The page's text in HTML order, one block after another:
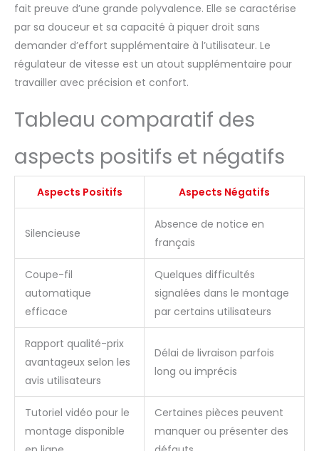
fait preuve d’une grande polyvalence. Elle se caractérise
par sa douceur et sa capacité à piquer droit sans
demander d’effort supplémentaire à l’utilisateur. Le
régulateur de vitesse est un atout supplémentaire pour
travailler avec précision et confort.
Tableau comparatif des
aspects positifs et négatifs
Aspects Positifs Aspects Négatifs
Silencieuse
Absence de notice en
français
Coupe-fil
automatique
efficace
Quelques difficultés
signalées dans le montage
par certains utilisateurs
Rapport qualité-prix
avantageux selon les
avis utilisateurs
Délai de livraison parfois
long ou imprécis
Tutoriel vidéo pour le
montage disponible
Certaines pièces peuvent
manquer ou présenter des